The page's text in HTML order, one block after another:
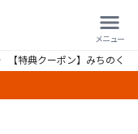
【特典クーポン】みちのくプ